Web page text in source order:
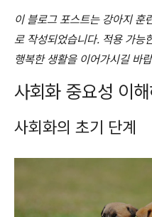
이 블로그 포스트는 강아지 훈
로 작성되었습니다. 적용 가능
행복한 생활을 이어가시길 바
사회화 중요성 이
사회화의 초기 단계